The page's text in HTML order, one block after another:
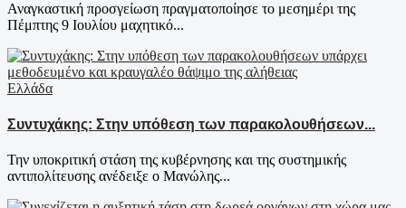
Αναγκαστική προσγείωση πραγματοποίησε το μεσημέρι της
Πέμπτης 9 Ιουλίου μαχητικό...
Ελλάδα
Συντυχάκης: Στην υπόθεση των παρακολουθήσεων...
Την υποκριτική στάση της κυβέρνησης και της συστημικής
αντιπολίτευσης ανέδειξε ο Μανώλης...